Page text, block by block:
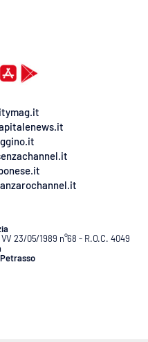
23/05/1989 n°68 - R.O.C. 4049